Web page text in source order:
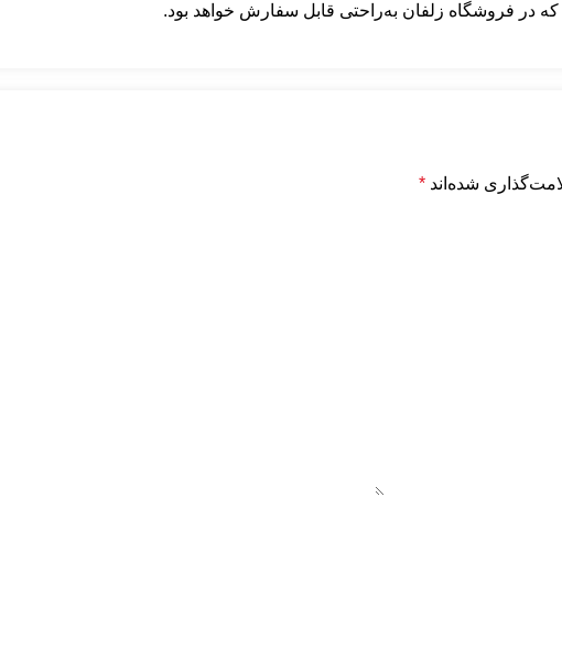
فروشگاه زلفان به‌راحتی قابل سفارش خواهد بود.
شده‌اند *